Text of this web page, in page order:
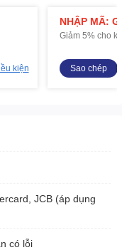
kiện
NHẬP MÃ:
Giảm 5% cho
Sao chép
JCB (áp dụng
có lỗi